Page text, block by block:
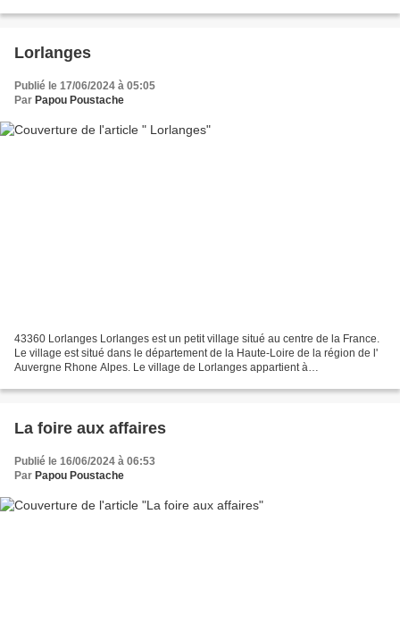
Lorlanges
Publié le 17/06/2024 à 05:05
Par Papou Poustache
43360 Lorlanges Lorlanges est un petit village situé au centre de la France.
Le village est situé dans le département de la Haute-Loire de la région de l'
Auvergne Rhone Alpes. Le village de Lorlanges appartient à
La foire aux affaires
Publié le 16/06/2024 à 06:53
Par Papou Poustache